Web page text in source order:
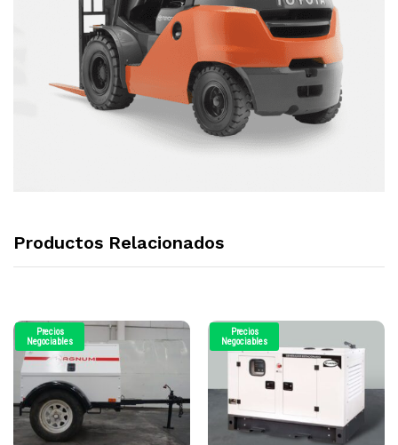
Productos Relacionados
Precios
Negociables
Precios
Negociables